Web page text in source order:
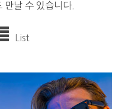
만날 수 있습니다.
List